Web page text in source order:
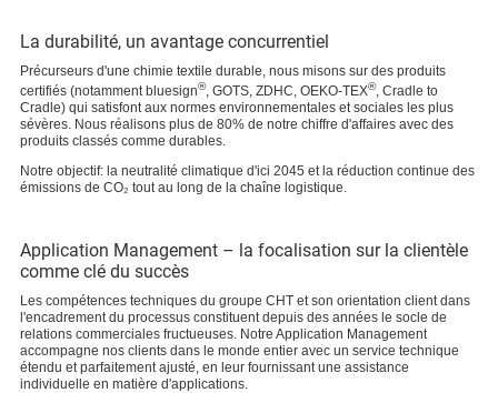
La durabilité, un avantage concurrentiel
Précurseurs d'une chimie textile durable, nous misons sur des produits
certifiés (notamment bluesign®, GOTS, ZDHC, OEKO-TEX®, Cradle to
Cradle) qui satisfont aux normes environnementales et sociales les plus
sévères. Nous réalisons plus de 80% de notre chiffre d'affaires avec des
produits classés comme durables.
Notre objectif: la neutralité climatique d'ici 2045 et la réduction continue des
émissions de CO₂ tout au long de la chaîne logistique.
Application Management – la focalisation sur la clientèle
comme clé du succès
Les compétences techniques du groupe CHT et son orientation client dans
l'encadrement du processus constituent depuis des années le socle de
relations commerciales fructueuses. Notre Application Management
accompagne nos clients dans le monde entier avec un service technique
étendu et parfaitement ajusté, en leur fournissant une assistance
individuelle en matière d'applications.